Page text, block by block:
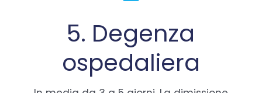
5. Degenza
ospedaliera